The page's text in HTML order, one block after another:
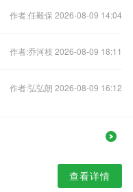
作者:任毅保 2026-08-09 14:04
作者:乔河枝 2026-08-09 18:11
作者:弘弘朗 2026-08-09 16:12
查看详情